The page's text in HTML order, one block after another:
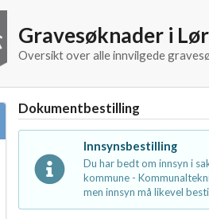
Gravesøknader i
Oversikt over alle innvilgede
Dokumentbestilling
Innsynsbestilling
Du har bedt om innsyn i
kommune -
men innsyn må likevel